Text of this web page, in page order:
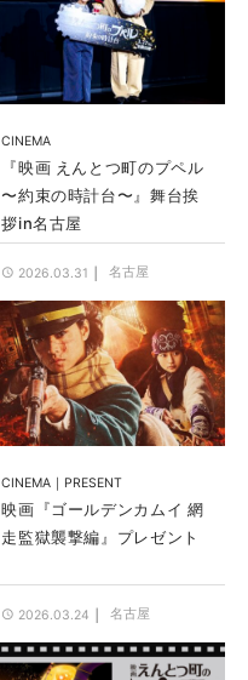
CINEMA
『映画 えんとつ町のプペル
〜約束の時計台〜』舞台挨
拶in名古屋
2026.03.31 名古屋
CINEMA PRESENT
映画『ゴールデンカムイ 網
走監獄襲撃編』プレゼント
2026.03.24 名古屋